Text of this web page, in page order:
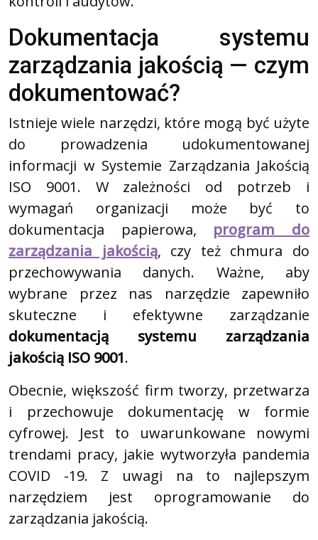
Dokumentacja systemu
zarządzania jakością — czym
dokumentować?
Istnieje wiele narzędzi, które mogą być użyte
do prowadzenia udokumentowanej
informacji w Systemie Zarządzania Jakością
ISO 9001. W zależności od potrzeb i
wymagań organizacji może być to
dokumentacja papierowa, program do
zarządzania jakością, czy też chmura do
przechowywania danych. Ważne, aby
wybrane przez nas narzędzie zapewniło
skuteczne i efektywne zarządzanie
dokumentacją systemu zarządzania
jakością ISO 9001.
Obecnie, większość firm tworzy, przetwarza
i przechowuje dokumentację w formie
cyfrowej. Jest to uwarunkowane nowymi
trendami pracy, jakie wytworzyła pandemia
COVID -19. Z uwagi na to najlepszym
narzędziem jest oprogramowanie do
zarządzania jakością.